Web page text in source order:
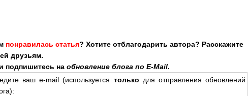
понравилась статья? Хотите отблагодарить автора? Расскажите
друзьям.
подпишитесь на обновление блога по E-Mail.
ваш e-mail (используется только для отправления обновлений